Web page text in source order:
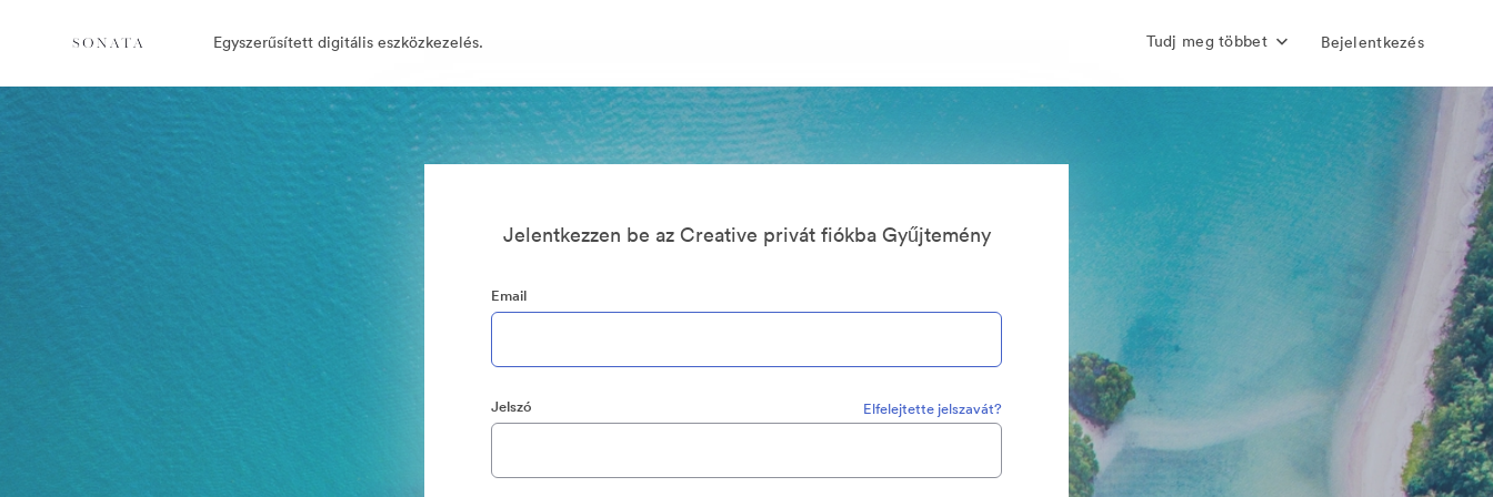
Egyszerűsített digitális eszközkezelés. Tudj meg többet Bejelentkezés
Jelentkezzen be az Creative privát fiókba Gyűjtemény
Email
Jelszó Elfelejtette jelszavát?